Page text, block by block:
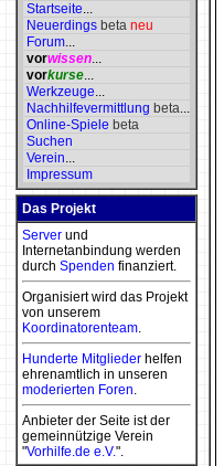
Startseite...
Neuerdings beta neu
Forum...
vorwissen...
vorkurse...
Werkzeuge...
Nachhilfevermittlung beta...
Online-Spiele beta
Suchen
Verein...
Impressum
Das Projekt
Server und
Internetanbindung werden
durch Spenden finanziert.
Organisiert wird das Projekt
von unserem
Koordinatorenteam.
Hunderte Mitglieder helfen
ehrenamtlich in unseren
moderierten Foren.
Anbieter der Seite ist der
gemeinnützige Verein
"Vorhilfe.de e.V.".